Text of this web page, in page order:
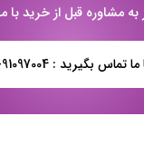
مشاوره قبل از خرید با
تماس بگیرید : 91097004-021